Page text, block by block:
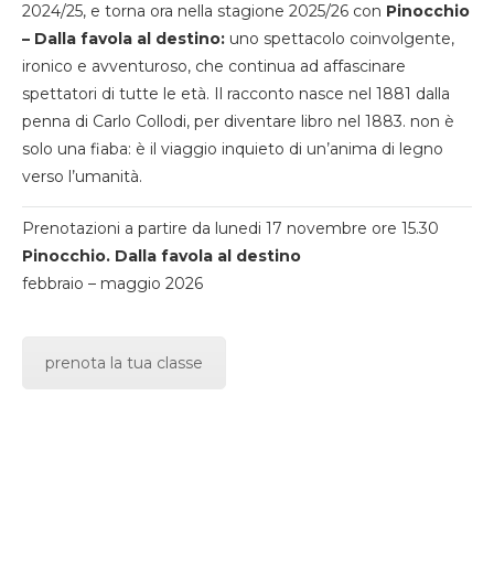
2024/25, e torna ora nella stagione 2025/26 con Pinocchio
– Dalla favola al destino: uno spettacolo coinvolgente,
ironico e avventuroso, che continua ad affascinare
spettatori di tutte le età. Il racconto nasce nel 1881 dalla
penna di Carlo Collodi, per diventare libro nel 1883. non è
solo una fiaba: è il viaggio inquieto di un’anima di legno
verso l’umanità.
Prenotazioni a partire da lunedi 17 novembre ore 15.30
Pinocchio. Dalla favola al destino
febbraio – maggio 2026
prenota la tua classe